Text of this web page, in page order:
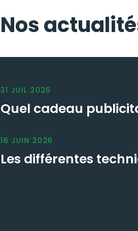
Nos
31 JUIL 2026
Quel cadeau
16 JUIN 2026
Les différentes